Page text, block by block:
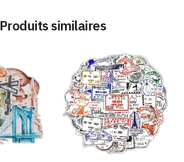
Produits similaires